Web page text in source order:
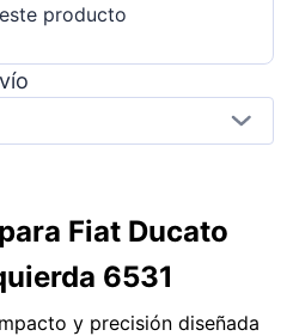
producto
Fiat Ducato
6531
y precisión diseñada